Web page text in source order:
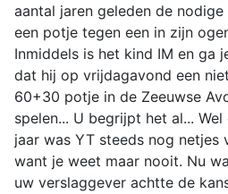
aantal jaren geleden de
een potje tegen een in zijn
Inmiddels is het kind IM en ga
dat hij op vrijdagavond een
60+30 potje in de Zeeuwse
spelen... U begrijpt het al...
jaar was YT steeds nog netjes
want je weet maar nooit. Nu
uw verslaggever achtte de